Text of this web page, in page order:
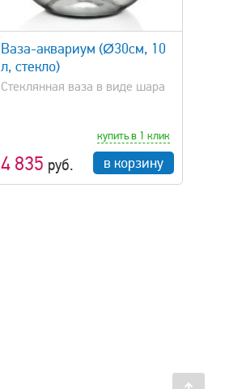
Ваза-аквариум (Ø30см, 10
л, стекло)
Стеклянная ваза в виде шара
4 835 руб.
купить в 1 клик
в корзину